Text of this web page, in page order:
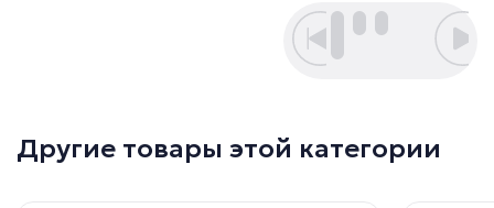
Другие товары этой категории